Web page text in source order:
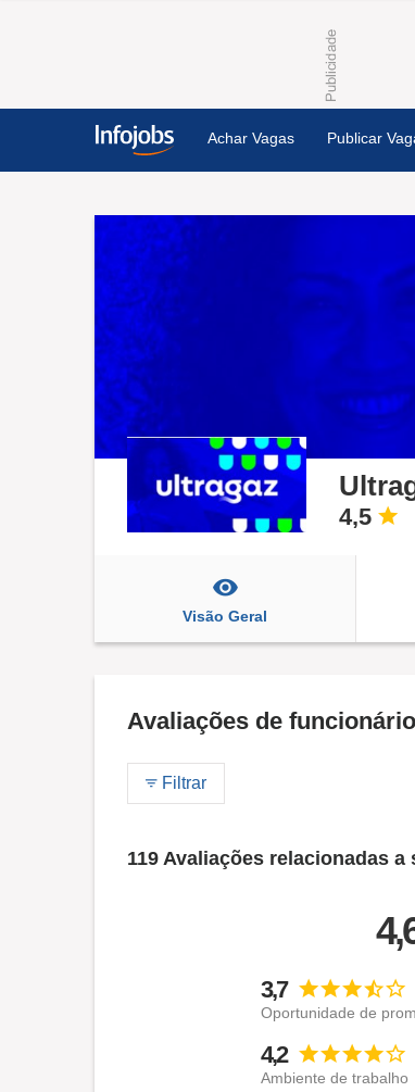
Achar Vagas Publicar
4,5
Visão Geral
Avaliações de
Filtrar
119 Avaliações relacionadas a
3,7
Oportunidade de
4,2
Ambiente de trabalho